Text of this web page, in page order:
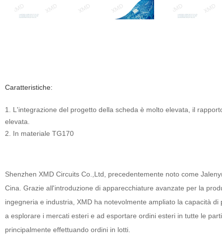
Caratteristiche:
1. L'integrazione del progetto della scheda è molto elevata, il
elevata.
2. In materiale TG170
Shenzhen XMD Circuits Co.,Ltd, precedentemente noto come
Cina. Grazie all'introduzione di apparecchiature avanzate per la
ingegneria e industria, XMD ha notevolmente ampliato la capacità
a esplorare i mercati esteri e ad esportare ordini esteri in tutte le
principalmente effettuando ordini in lotti.